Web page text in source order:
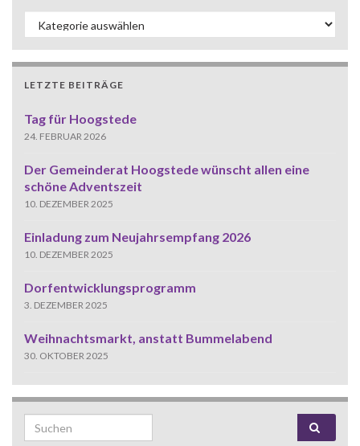
Kategorien
LETZTE BEITRÄGE
Tag für Hoogstede
24. FEBRUAR 2026
Der Gemeinderat Hoogstede wünscht allen eine
schöne Adventszeit
10. DEZEMBER 2025
Einladung zum Neujahrsempfang 2026
10. DEZEMBER 2025
Dorfentwicklungsprogramm
3. DEZEMBER 2025
Weihnachtsmarkt, anstatt Bummelabend
30. OKTOBER 2025
Search for: